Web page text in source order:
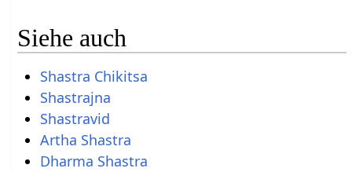
Siehe auch
Shastra Chikitsa
Shastrajna
Shastravid
Artha Shastra
Dharma Shastra